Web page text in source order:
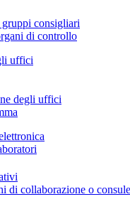
consigliari
di controllo
uffici
degli uffici
di collaborazione o